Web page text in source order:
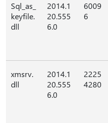
Sql_as_
keyfile.
dll
2014.1
20.555
6.0
6009
6
xmsrv.
dll
2014.1
20.555
6.0
2225
4280